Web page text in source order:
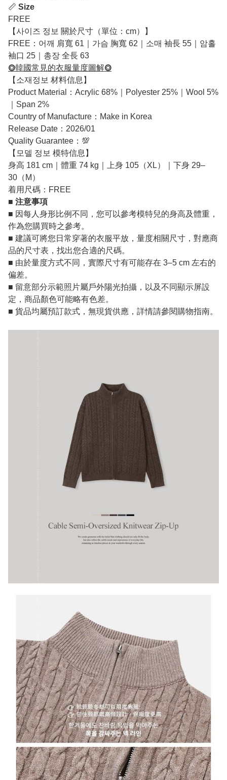
📏 Size
FREE
【사이즈 정보 關於尺寸（單位：cm）】
FREE：어깨 肩寬 61｜가슴 胸寬 62｜소매 袖長 55｜암홀
袖口 25｜총장 全長 63
⭗韓國常見的衣服量度圖解⭗
【소재정보 材料信息】
Product Material：Acrylic 68%｜Polyester 25%｜Wool 5%
｜Span 2%
Country of Manufacture：Make in Korea
Release Date：2026/01
Quality Guarantee：💯
【모델 정보 模特信息】
身高 181 cm｜體重 74 kg｜上身 105（XL）｜下身 29–
30（M）
着用尺碼：FREE
■ 注意事項
■ 因每人身形比例不同，您可以參考模特兒的身高及體重，
作為您購買時之參考。
■ 建議可將您日常穿著的衣服平放，量度相關尺寸，對應商
品的尺寸表，找出您合適的尺碼。
■ 由於量度方式不同，實際尺寸有可能存在 3–5 cm 左右的
偏差。
■ 留意部分示範照片屬戶外陽光拍攝，以及不同顯示屏設
定，商品顏色可能略有色差。
■ 貨品均屬預訂款式，無現貨供應，詳情請參閱購物指南。